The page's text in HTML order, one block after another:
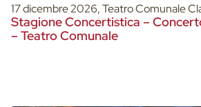
17 dicembre 2026, Teatro Comunale
Stagione Concertistica –
– Teatro Comunale